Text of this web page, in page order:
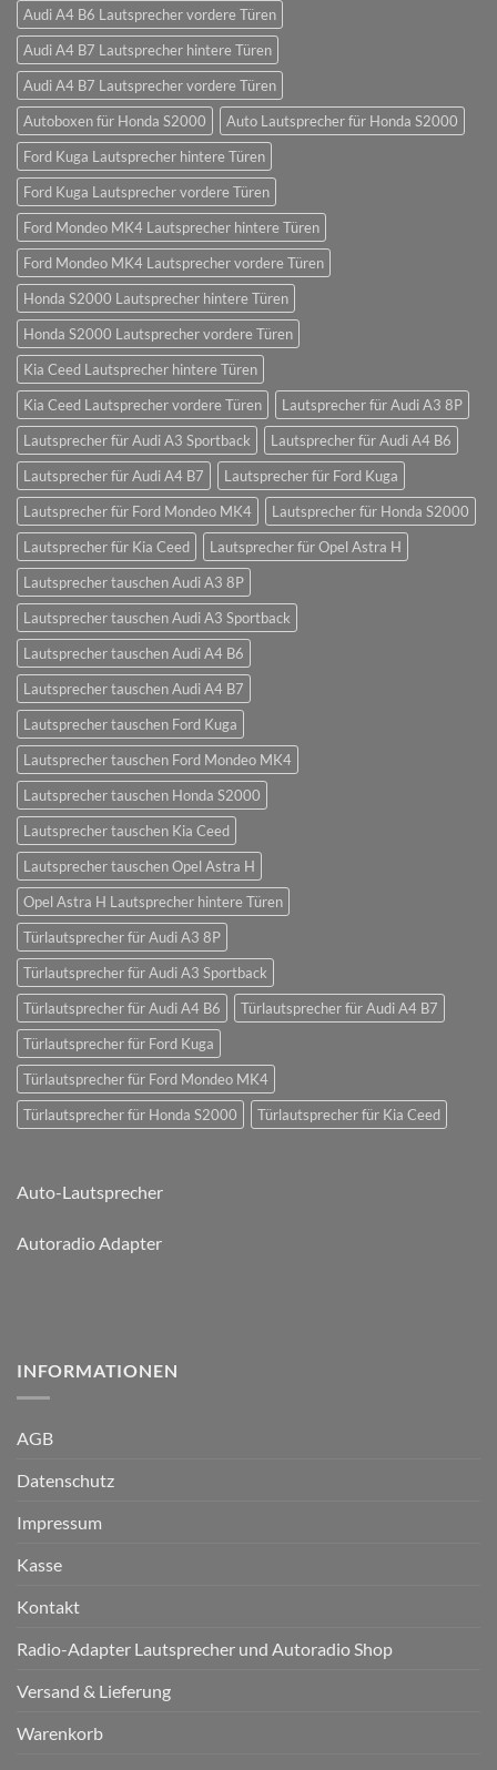
Audi A4 B6 Lautsprecher vordere Türen
Audi A4 B7 Lautsprecher hintere Türen
Audi A4 B7 Lautsprecher vordere Türen
Autoboxen für Honda S2000
Auto Lautsprecher für Honda S2000
Ford Kuga Lautsprecher hintere Türen
Ford Kuga Lautsprecher vordere Türen
Ford Mondeo MK4 Lautsprecher hintere Türen
Ford Mondeo MK4 Lautsprecher vordere Türen
Honda S2000 Lautsprecher hintere Türen
Honda S2000 Lautsprecher vordere Türen
Kia Ceed Lautsprecher hintere Türen
Kia Ceed Lautsprecher vordere Türen
Lautsprecher für Audi A3 8P
Lautsprecher für Audi A3 Sportback
Lautsprecher für Audi A4 B6
Lautsprecher für Audi A4 B7
Lautsprecher für Ford Kuga
Lautsprecher für Ford Mondeo MK4
Lautsprecher für Honda S2000
Lautsprecher für Kia Ceed
Lautsprecher für Opel Astra H
Lautsprecher tauschen Audi A3 8P
Lautsprecher tauschen Audi A3 Sportback
Lautsprecher tauschen Audi A4 B6
Lautsprecher tauschen Audi A4 B7
Lautsprecher tauschen Ford Kuga
Lautsprecher tauschen Ford Mondeo MK4
Lautsprecher tauschen Honda S2000
Lautsprecher tauschen Kia Ceed
Lautsprecher tauschen Opel Astra H
Opel Astra H Lautsprecher hintere Türen
Türlautsprecher für Audi A3 8P
Türlautsprecher für Audi A3 Sportback
Türlautsprecher für Audi A4 B6
Türlautsprecher für Audi A4 B7
Türlautsprecher für Ford Kuga
Türlautsprecher für Ford Mondeo MK4
Türlautsprecher für Honda S2000
Türlautsprecher für Kia Ceed
Auto-Lautsprecher
Autoradio Adapter
INFORMATIONEN
AGB
Datenschutz
Impressum
Kasse
Kontakt
Radio-Adapter Lautsprecher und Autoradio Shop
Versand & Lieferung
Warenkorb